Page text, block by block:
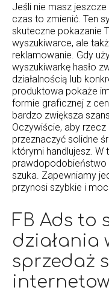
Jeśli nie masz
czas to zmienić. Ten
skuteczne pokazanie
wyszukiwarce, ale
reklamowanie. Gdy
wyszukiwarkę hasło
działalnością lub
produktowa pokaże
formie graficznej z
bardzo zwiększa
Oczywiście, aby rzecz
przeznaczyć solidne
którymi handlujesz.
prawdopodobieństwo
szuka. Zapewniamy
przynosi szybkie i
FB Ads to
działania
sprzedaż